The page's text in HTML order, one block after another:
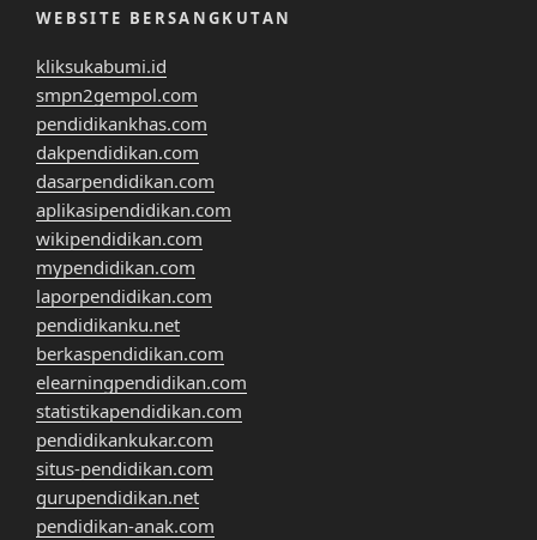
WEBSITE BERSANGKUTAN
kliksukabumi.id
smpn2gempol.com
pendidikankhas.com
dakpendidikan.com
dasarpendidikan.com
aplikasipendidikan.com
wikipendidikan.com
mypendidikan.com
laporpendidikan.com
pendidikanku.net
berkaspendidikan.com
elearningpendidikan.com
statistikapendidikan.com
pendidikankukar.com
situs-pendidikan.com
gurupendidikan.net
pendidikan-anak.com